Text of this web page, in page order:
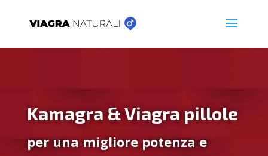
Kamagra & Viagra pillole
per una migliore potenza e